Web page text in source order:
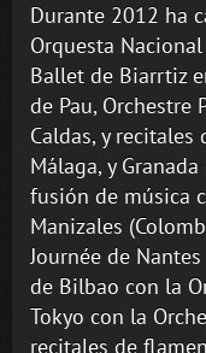
Durante 2012 ha
Orquesta
Ballet de Biarrtiz
de Pau, Orchestre
Caldas, y
Málaga, y
fusión de música
Manizales
Journée de
de Bilbao con la
Tokyo con la
recitales de